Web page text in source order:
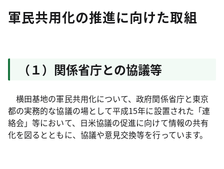
軍民共用化の推進に向けた取組
（１）関係省庁との協議等
横田基地の軍民共用化について、政府関係省庁と東京
都の実務的な協議の場として平成15年に設置された「連
絡会」等において、日米協議の促進に向けて情報の共有
化を図るとともに、協議や意見交換等を行っています。